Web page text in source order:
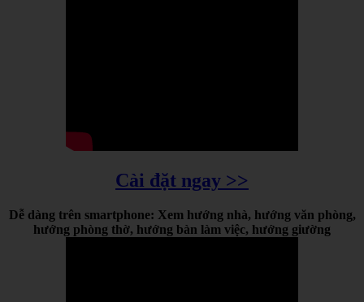
Cài đặt ngay >>
Dễ dàng trên smartphone: Xem hướng nhà, hướng văn phòng,
hướng phòng thờ, hướng bàn làm việc, hướng giường